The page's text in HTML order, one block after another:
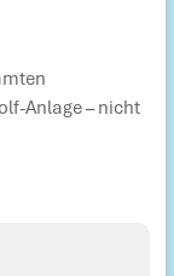
Anlage – nicht